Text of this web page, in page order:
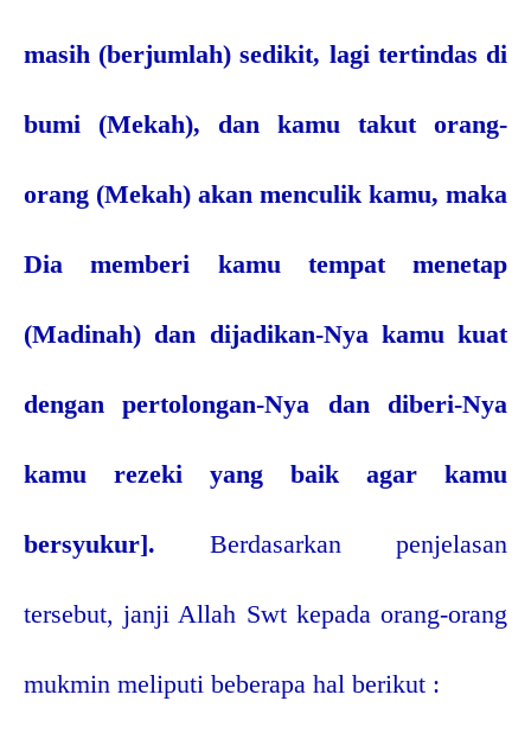
masih (berjumlah) sedikit, lagi tertindas di
bumi (Mekah), dan kamu takut orang-
orang (Mekah) akan menculik kamu, maka
Dia memberi kamu tempat menetap
(Madinah) dan dijadikan-Nya kamu kuat
dengan pertolongan-Nya dan diberi-Nya
kamu rezeki yang baik agar kamu
bersyukur]. Berdasarkan penjelasan
tersebut, janji Allah Swt kepada orang-orang
mukmin meliputi beberapa hal berikut :